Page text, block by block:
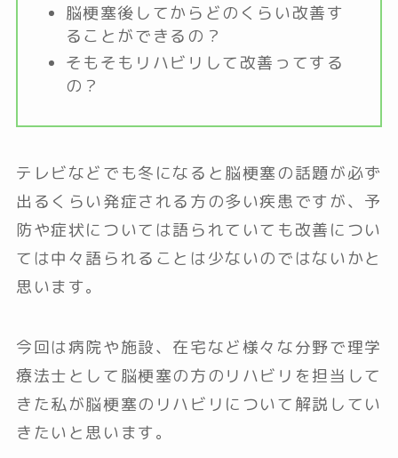
脳梗塞後してからどのくらい改善す
ることができるの？
そもそもリハビリして改善ってする
の？
テレビなどでも冬になると脳梗塞の話題が必ず
出るくらい発症される方の多い疾患ですが、予
防や症状については語られていても改善につい
ては中々語られることは少ないのではないかと
思います。
今回は病院や施設、在宅など様々な分野で理学
療法士として脳梗塞の方のリハビリを担当して
きた私が脳梗塞のリハビリについて解説してい
きたいと思います。